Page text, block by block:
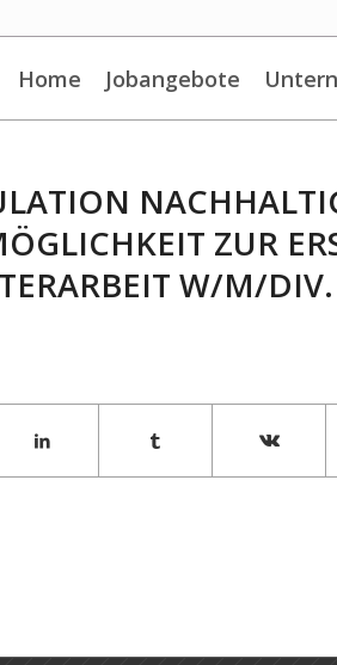
Home Jobangebote
ZUR
W/M/DIV.